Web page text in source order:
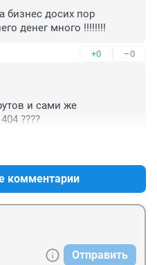
бизнес досих пор
денег много !!!!!!!!
+0 –0
и сами же
????
комментарии
Отправить